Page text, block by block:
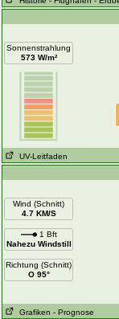
Sonnenstrahlung
573 W/m²
UV-Leitfaden
Wind (Schnitt)
4.7 KM/S
1 Bft
Nahezu Windstill
Richtung (Schnitt)
O 95°
Grafiken - Prognose